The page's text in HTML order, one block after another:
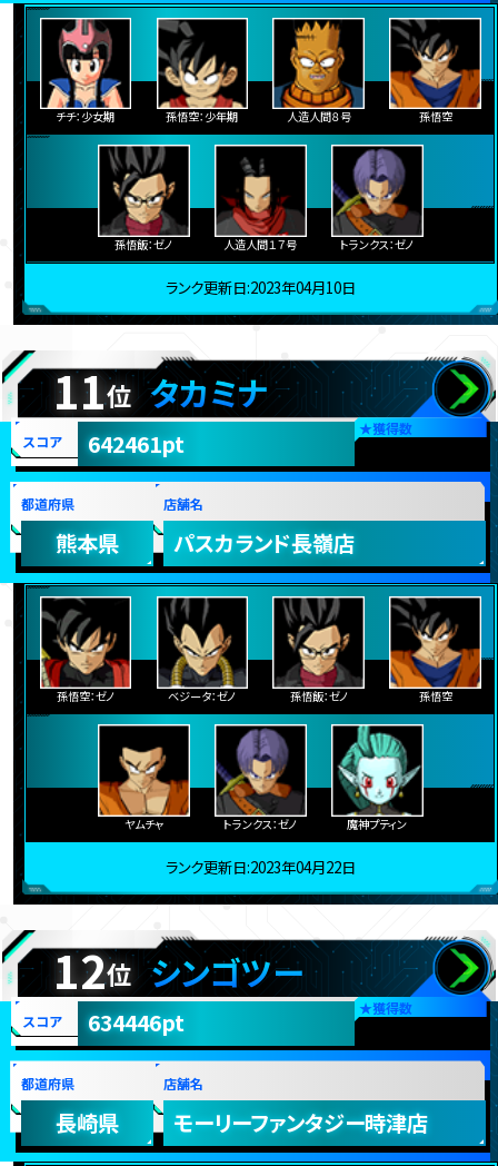
チチ：少女期 孫悟空：少年期 人造人間８号 孫悟空
孫悟飯：ゼノ 人造人間１７号 トランクス：ゼノ
ランク更新日:2023年04月10日
11位 タカミナ
★獲得数
スコア 642461pt
都道府県
熊本県
店舗名
パスカランド長嶺店
孫悟空：ゼノ ベジータ：ゼノ 孫悟飯：ゼノ 孫悟空
ヤムチャ トランクス：ゼノ 魔神プティン
ランク更新日:2023年04月22日
12位 シンゴツー
★獲得数
スコア 634446pt
都道府県
長崎県
店舗名
モーリーファンタジー時津店